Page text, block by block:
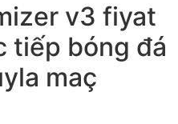
v3 fiyat
tiếp bóng đá
maç